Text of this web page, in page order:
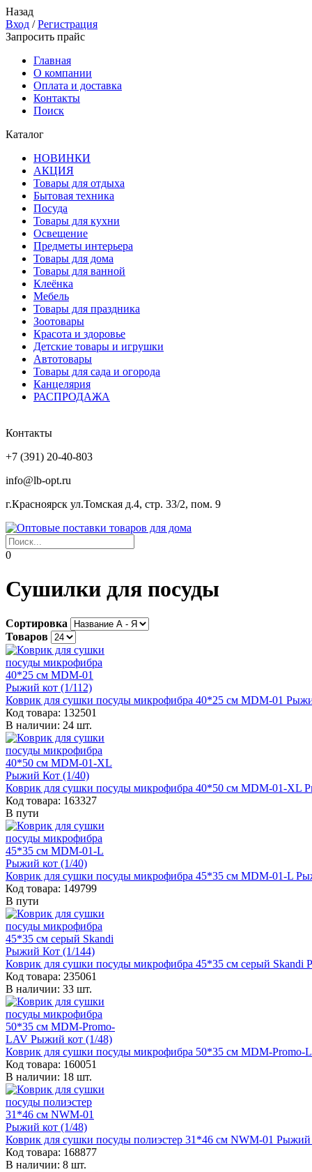
Назад
Вход /Регистрация
Запросить прайс
Главная
О компании
Оплата и доставка
Контакты
Поиск
Каталог
НОВИНКИ
АКЦИЯ
Товары для отдыха
Бытовая техника
Посуда
Товары для кухни
Освещение
Предметы интерьера
Товары для дома
Товары для ванной
Клеёнка
Мебель
Товары для праздника
Зоотовары
Красота и здоровье
Детские товары и игрушки
Автотовары
Товары для сада и огорода
Канцелярия
РАСПРОДАЖА
Контакты
+7 (391) 20-40-803
info@lb-opt.ru
г.Красноярск ул.Томская д.4, стр. 33/2, пом. 9
0
Сушилки для посуды
Сортировка
Товаров
Коврик для сушки посуды микрофибра 40*25 см MDM-01
Код товара: 132501
В наличии: 24 шт.
Коврик для сушки посуды микрофибра 40*50 см MDM-01-XL
Код товара: 163327
В пути
Коврик для сушки посуды микрофибра 45*35 см MDM-01-L
Код товара: 149799
В пути
Коврик для сушки посуды микрофибра 45*35 см серый Skandi
Код товара: 235061
В наличии: 33 шт.
Коврик для сушки посуды микрофибра 50*35 см MDM-Promo-
Код товара: 160051
В наличии: 18 шт.
Коврик для сушки посуды полиэстер 31*46 см NWM-01 Рыжий
Код товара: 168877
В наличии: 8 шт.